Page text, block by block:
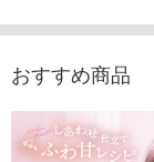
おすすめ商品